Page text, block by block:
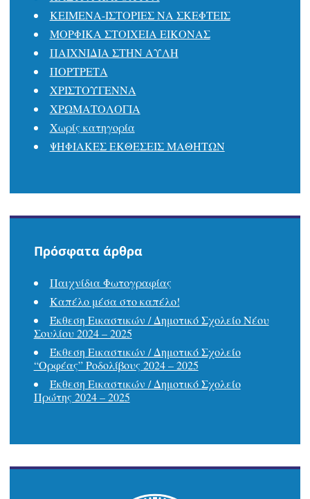
ΚΕΙΜΕΝΑ-ΙΣΤΟΡΙΕΣ ΝΑ ΣΚΕΦΤΕΙΣ
ΜΟΡΦΙΚΑ ΣΤΟΙΧΕΙΑ ΕΙΚΟΝΑΣ
ΠΑΙΧΝΙΔΙΑ ΣΤΗΝ ΑΥΛΗ
ΠΟΡΤΡΕΤΑ
ΧΡΙΣΤΟΥΓΕΝΝΑ
ΧΡΩΜΑΤΟΛΟΓΙΑ
Χωρίς κατηγορία
ΨΗΦΙΑΚΕΣ ΕΚΘΕΣΕΙΣ ΜΑΘΗΤΩΝ
Πρόσφατα άρθρα
Παιχνίδια Φωτογραφίας
Καπέλο μέσα στο καπέλο!
Έκθεση Εικαστικών / Δημοτικό Σχολείο Νέου
Σουλίου 2024 – 2025
Έκθεση Εικαστικών / Δημοτικό Σχολείο
“Ορφέας” Ροδολίβους 2024 – 2025
Έκθεση Εικαστικών / Δημοτικό Σχολείο
Πρώτης 2024 – 2025